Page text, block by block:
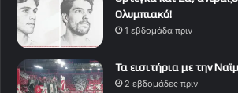
Ολυμπιακό!
1 εβδομάδα πριν
Τα εισιτήρια με την
2 εβδομάδες πριν